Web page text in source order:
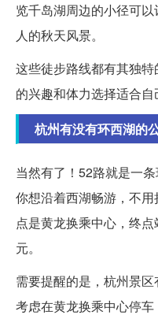
览千岛湖周边的小径可
人的秋天风景。
这些徒步路线都有其独
的兴趣和体力选择适合自
杭州有没有环西湖的
当然有了！52路就是一
你想沿着西湖畅游，不
点是黄龙换乘中心，终
元。
需要提醒的是，杭州景
考虑在黄龙换乘中心停